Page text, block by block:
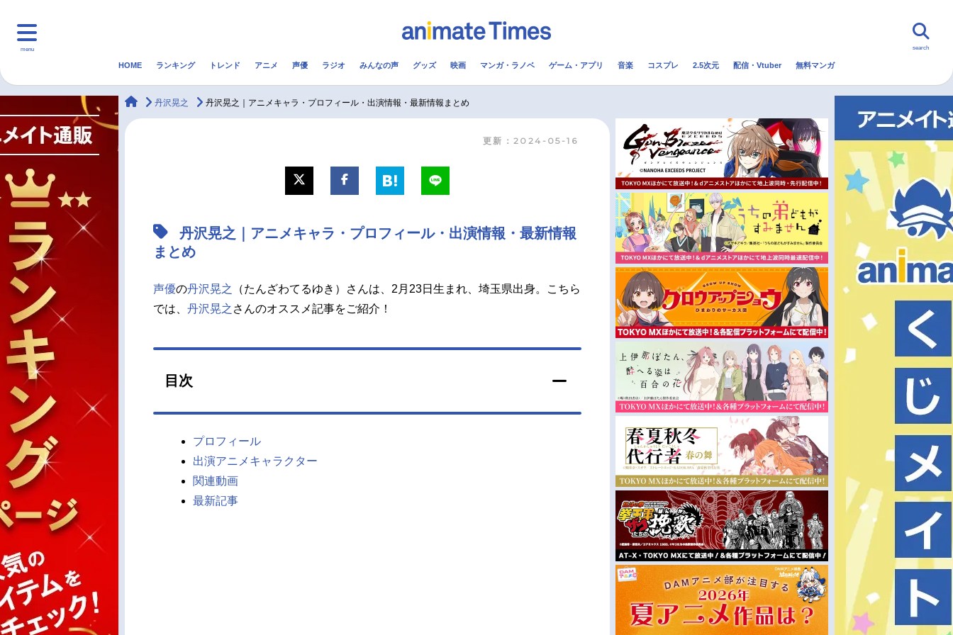
menu
マンガ・ラノベ 2.5次元 配信・Vtuber トレンド 無料マンガ
声優記事一覧
アニメ映画一覧
男性声優/女性声優一覧
今期アニメ曜日別一覧
夏アニメ
秋アニメ
冬アニメ
search
HOME ランキング トレンド アニメ 声優 ラジオ みんなの声 グッズ 映画 マンガ・ラノベ ゲーム・アプリ 音楽 コスプレ 2.5次元 配信・Vtuber 無料マンガ
animateTimes
丹沢晃之 丹沢晃之｜アニメキャラ・プロフィール・出演情報・最新情報まとめ
更新：2024-05-16
丹沢晃之｜アニメキャラ・プロフィール・出演情報・最新情報
まとめ
声優の丹沢晃之
（たんざわてるゆき）さんは、2月23日生まれ、埼玉県出身。こちら
では、 丹沢晃之 さんのオススメ記事をご紹介！
目次
プロフィール
出演アニメキャラクター
関連動画
最新記事